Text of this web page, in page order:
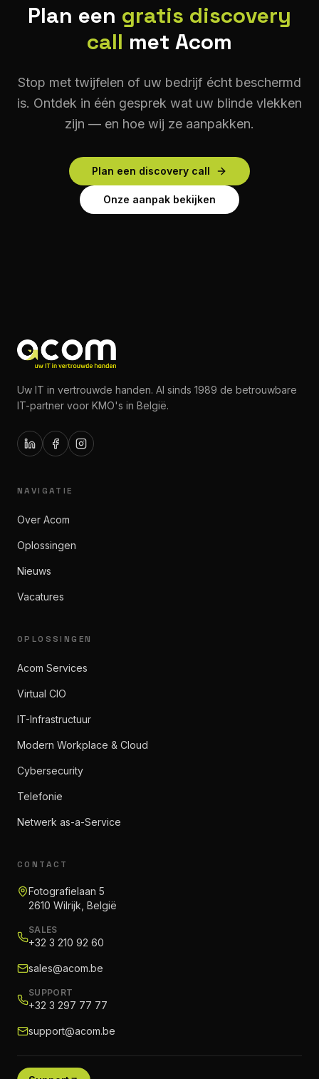
Plan een gratis discovery
call met Acom
Stop met twijfelen of uw bedrijf écht beschermd
is. Ontdek in één gesprek wat uw blinde vlekken
zijn — en hoe wij ze aanpakken.
Plan een discovery call
Onze aanpak bekijken
Uw IT in vertrouwde handen. Al sinds 1989 de betrouwbare
IT-partner voor KMO's in België.
NAVIGATIE
Over Acom
Oplossingen
Nieuws
Vacatures
OPLOSSINGEN
Acom Services
Virtual CIO
IT-Infrastructuur
Modern Workplace & Cloud
Cybersecurity
Telefonie
Netwerk as-a-Service
CONTACT
Fotografielaan 5
2610 Wilrijk, België
SALES
+32 3 210 92 60
sales@acom.be
SUPPORT
+32 3 297 77 77
support@acom.be